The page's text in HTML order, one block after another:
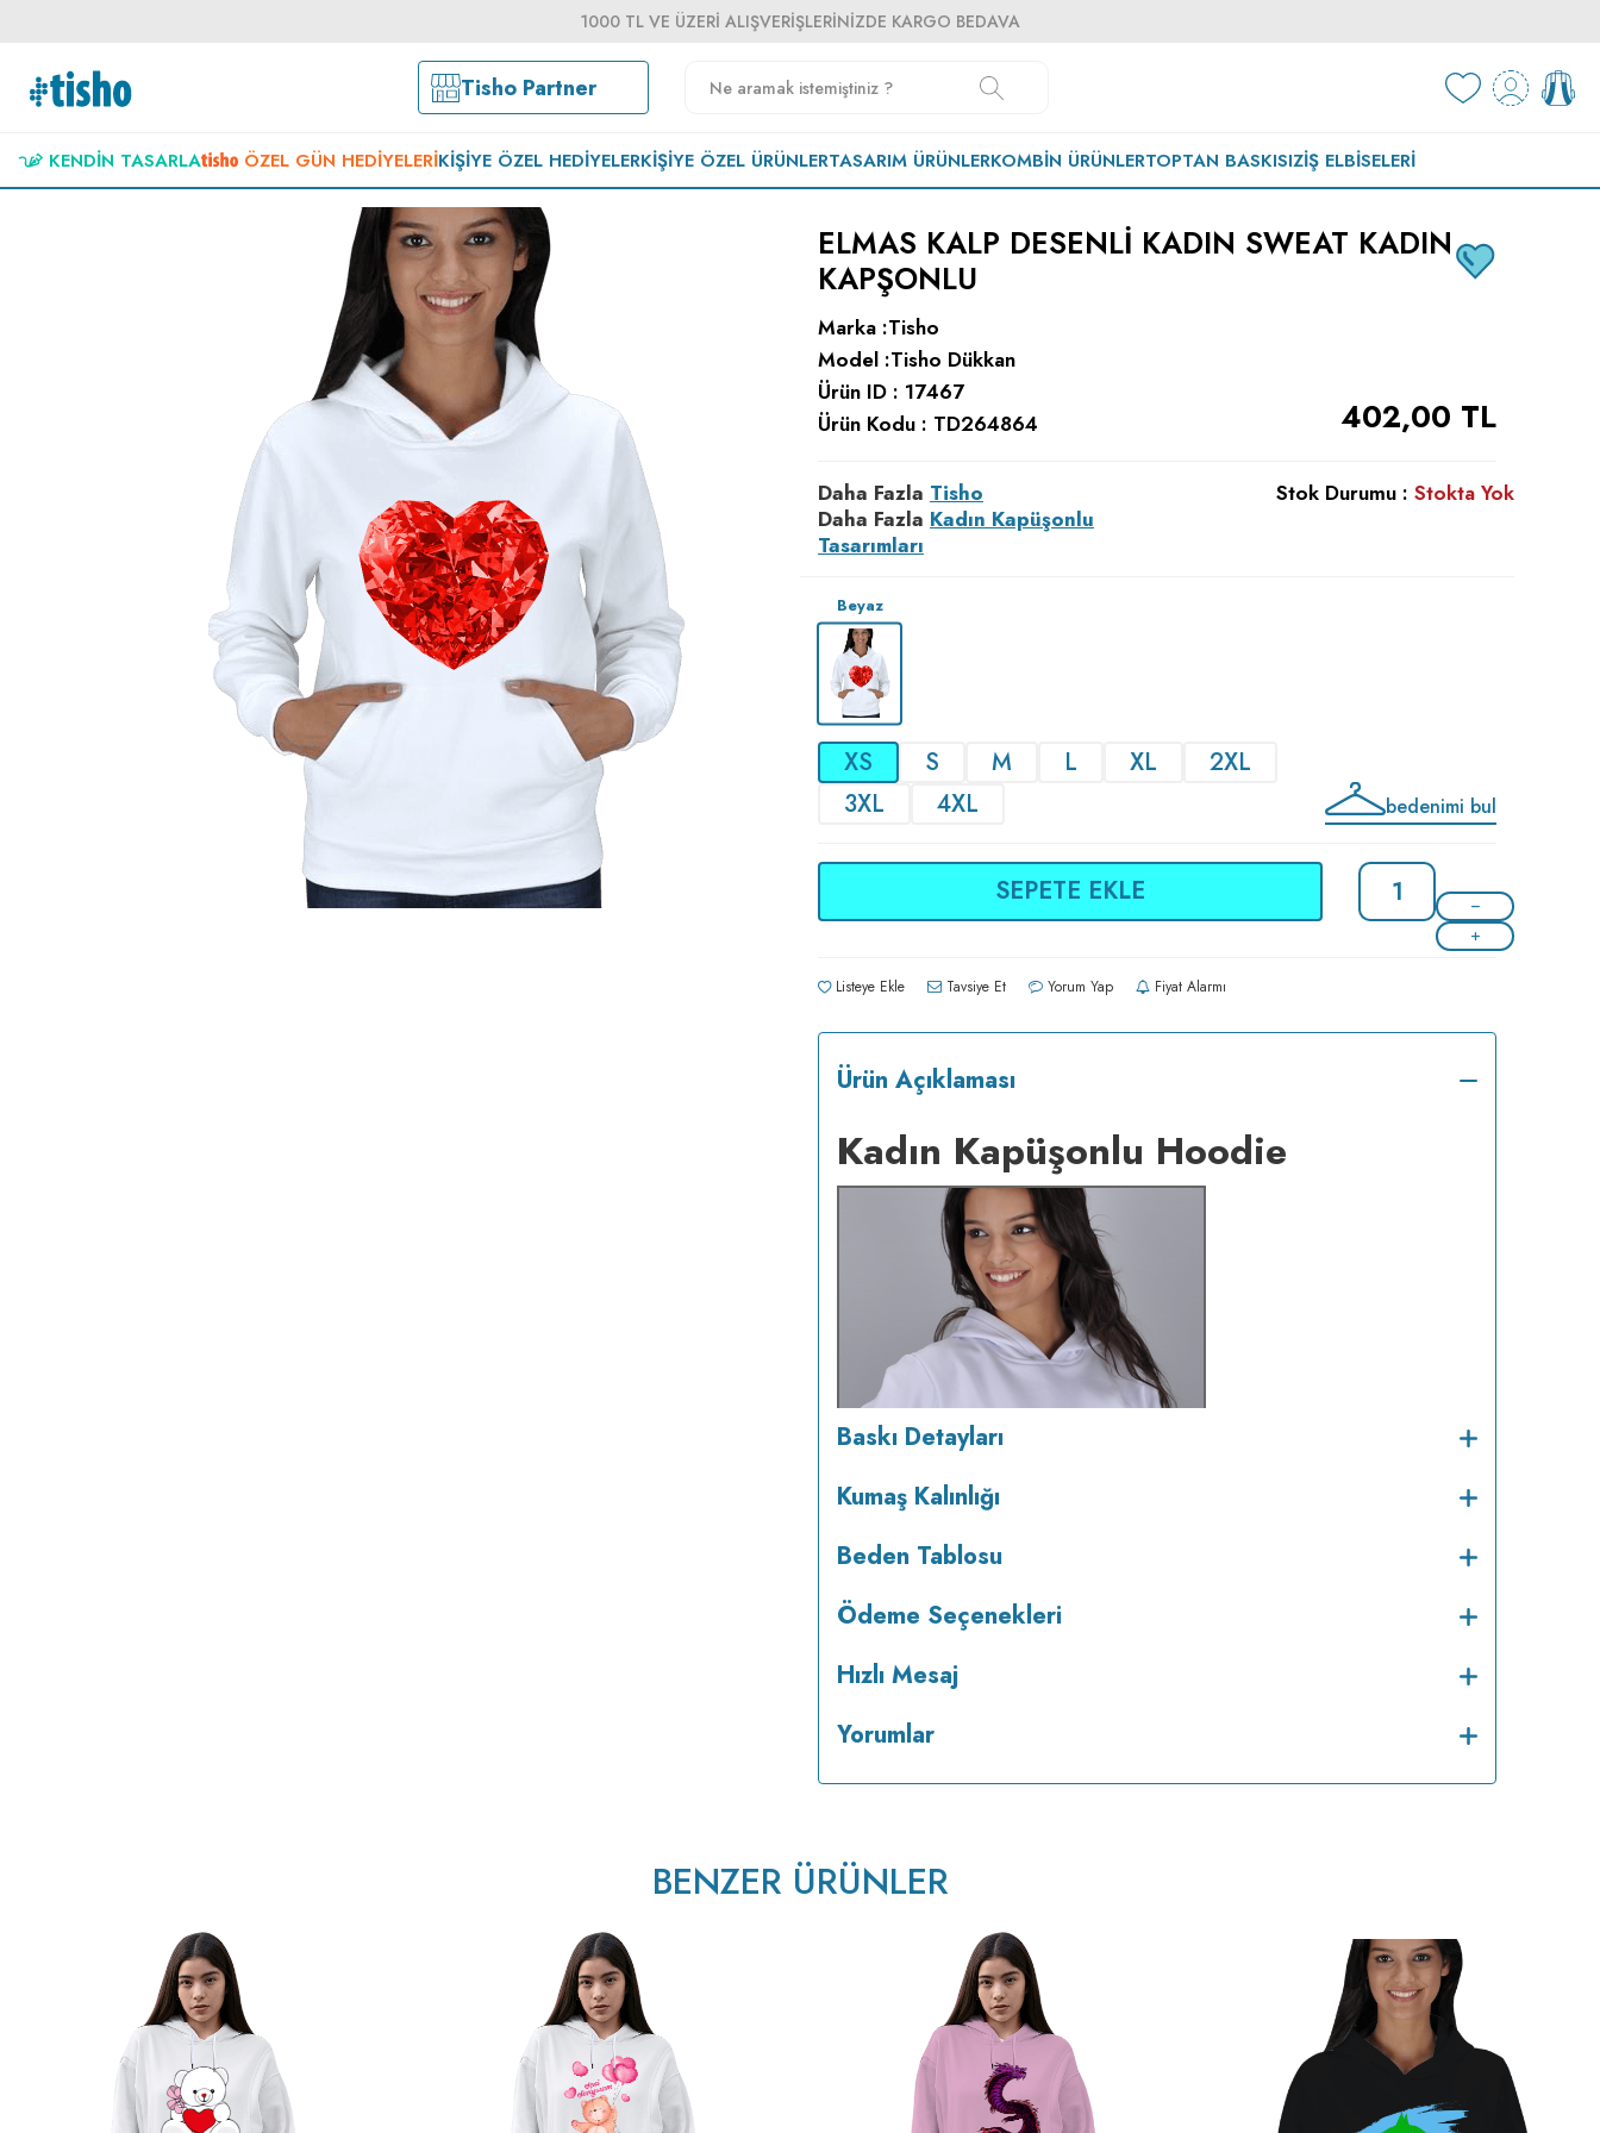
1000 TL VE ÜZERI ALIŞVERIŞLERINIZDE KARGO BEDAVA
Tisho Partner
KENDIN TASARLA ÖZEL GÜN HEDIYELERIKIŞIYE ÖZEL HEDIYELERKIŞIYE ÖZEL ÜRÜNLERTASARIM ÜRÜNLERKOMBIN ÜRÜNLERTOPTAN BASKISIZİŞ ELBISELERI
ELMAS KALP DESENLI KADIN SWEAT KADIN
KAPŞONLU
Marka :Tisho
Model :Tisho Dükkan
Ürün ID : 17467
Ürün Kodu : TD264864 402,00 TL
Daha Fazla Tisho
Daha Fazla Kadın Kapüşonlu
Tasarımları
Stok Durumu : Stokta Yok
Beyaz
XS S M L XL
2XL
3XL
4XL bedenimi bul
SEPETE EKLE
Listeye Ekle Tavsiye Et Yorum Yap Fiyat Alarmı
Ürün Açıklaması
Kadın Kapüşonlu Hoodie
Baskı Detayları
Kumaş Kalınlığı
Beden Tablosu
Ödeme Seçenekleri
Hızlı Mesaj
Yorumlar
BENZER ÜRÜNLER